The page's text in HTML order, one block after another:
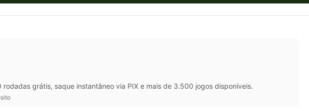
grátis, saque instantâneo via PIX e mais de 3.500 jogos disponíveis.